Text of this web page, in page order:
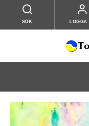
SÖK LOGGA